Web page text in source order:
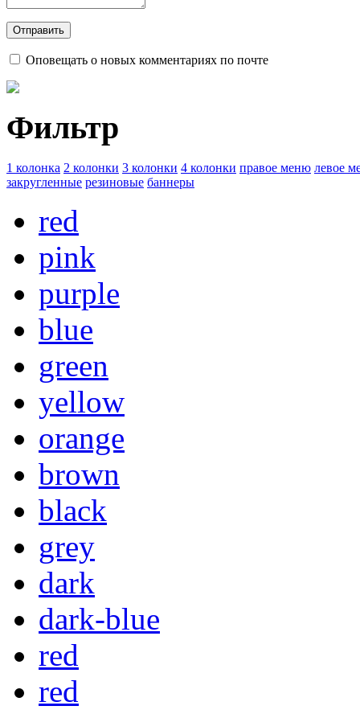
Оповещать о новых комментариях по почте
Фильтр
1 колонка 2 колонки 3 колонки 4 колонки правое меню левое
закругленные резиновые баннеры
red
pink
purple
blue
green
yellow
orange
brown
black
grey
dark
dark-blue
red
red